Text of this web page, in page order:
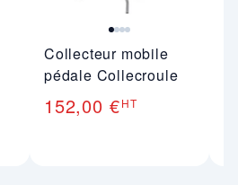
Collecteur mobile
pédale Collecroule
152,00 €HT